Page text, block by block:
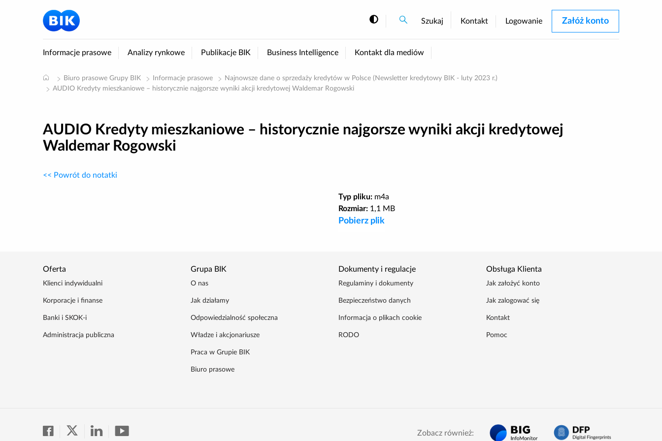
Zmiana kontrastu
SzukajSzukaj
Szukaj Kontakt Logowanie Załóż konto
Informacje prasowe Analizy rynkowe Publikacje BIK Business Intelligence Kontakt dla mediów
Biuro prasowe Grupy BIK Informacje prasowe
Najnowsze dane o sprzedaży kredytów w Polsce (Newsletter kredytowy BIK - luty 2023 r.)
AUDIO Kredyty mieszkaniowe – historycznie najgorsze wyniki akcji kredytowej Waldemar Rogowski
AUDIO Kredyty mieszkaniowe – historycznie najgorsze wyniki akcji kredytowej
Waldemar Rogowski
<< Powrót do notatki
Typ pliku: m4a
Rozmiar: 1,1 MB
Pobierz plik
Oferta
Klienci indywidualni
Korporacje i finanse
Banki i SKOK-i
Administracja publiczna
Grupa BIK
O nas
Jak działamy
Odpowiedzialność społeczna
Władze i akcjonariusze
Praca w Grupie BIK
Biuro prasowe
Dokumenty i regulacje
Regulaminy i dokumenty
Bezpieczeństwo danych
Informacja o plikach cookie
RODO
Obsługa Klienta
Jak założyć konto
Jak zalogować się
Kontakt
Pomoc
Zobacz również: